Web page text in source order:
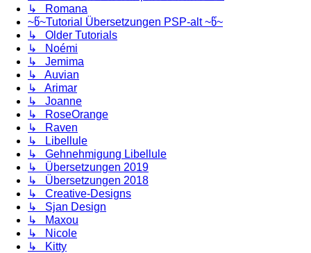
↳ Romana
~წ~Tutorial Übersetzungen PSP-alt ~წ~
↳ Older Tutorials
↳ Noémi
↳ Jemima
↳ Auvian
↳ Arimar
↳ Joanne
↳ RoseOrange
↳ Raven
↳ Libellule
↳ Gehnehmigung Libellule
↳ Übersetzungen 2019
↳ Übersetzungen 2018
↳ Creative-Designs
↳ Sjan Design
↳ Maxou
↳ Nicole
↳ Kitty